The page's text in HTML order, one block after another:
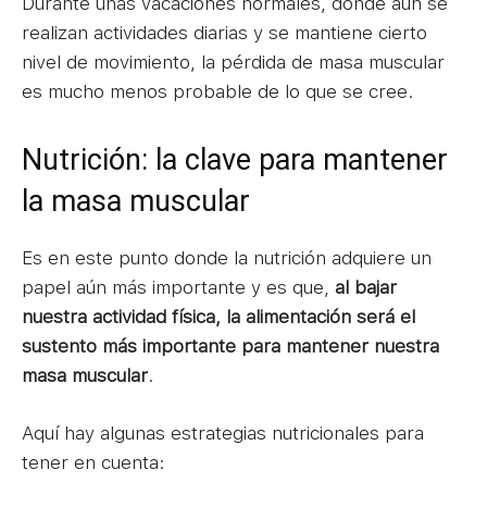
realizan actividades diarias y se mantiene cierto
nivel de movimiento, la pérdida de masa muscular
es mucho menos probable de lo que se cree.
Nutrición: la clave para mantener
la masa muscular
Es en este punto donde la nutrición adquiere un
papel aún más importante y es que, al bajar
nuestra actividad física, la alimentación será el
sustento más importante para mantener nuestra
masa muscular.
Aquí hay algunas estrategias nutricionales para
tener en cuenta: